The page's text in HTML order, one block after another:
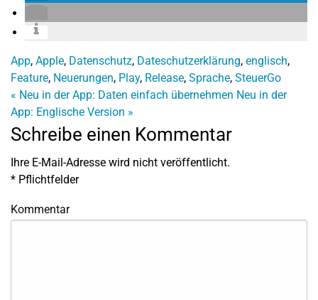
App, Apple, Datenschutz, Dateschutzerklärung, englisch,
Feature, Neuerungen, Play, Release, Sprache, SteuerGo
« Neu in der App: Daten einfach übernehmen Neu in der
App: Englische Version »
Schreibe einen Kommentar
Ihre E-Mail-Adresse wird nicht veröffentlicht.
* Pflichtfelder
Kommentar